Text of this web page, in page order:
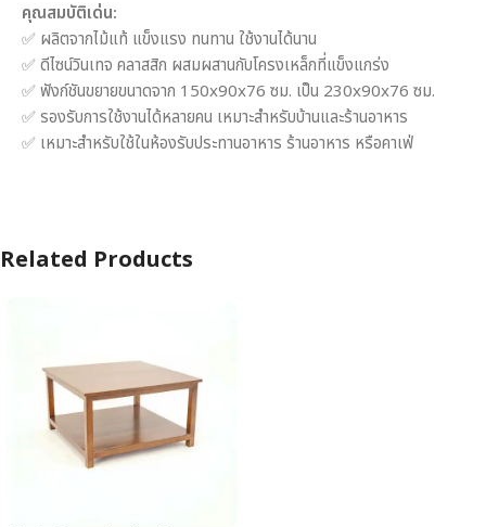
คุณสมบัติเด่น:
✅ ผลิตจากไม้แท้ แข็งแรง ทนทาน ใช้งานได้นาน
✅ ดีไซน์วินเทจ คลาสสิก ผสมผสานกับโครงเหล็กที่แข็งแกร่ง
✅ ฟังก์ชันขยายขนาดจาก 150x90x76 ซม. เป็น 230x90x76 ซม.
✅ รองรับการใช้งานได้หลายคน เหมาะสำหรับบ้านและร้านอาหาร
✅ เหมาะสำหรับใช้ในห้องรับประทานอาหาร ร้านอาหาร หรือคาเฟ่
Related Products